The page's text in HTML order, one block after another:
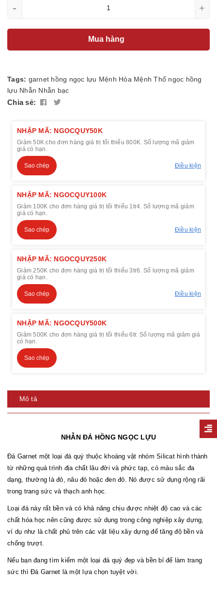
- +
Mua hàng
Tags: garnet hồng ngọc lựu Mệnh Hỏa Mệnh Thổ ngọc hồng
lựu Nhẫn Nhẫn bạc
Chia sẻ:
NHẬP MÃ: NGOCQUY50K
Giảm 50K cho đơn hàng giá trị tối thiểu 800K. Số lượng mã giảm
giá có hạn.
Sao chép Điều kiện
NHẬP MÃ: NGOCQUY100K
Giảm 100K cho đơn hàng giá trị tối thiểu 1tr4. Số lượng mã giảm
giá có hạn.
Sao chép Điều kiện
NHẬP MÃ: NGOCQUY250K
Giảm 250K cho đơn hàng giá trị tối thiểu 3tr6. Số lượng mã giảm
giá có hạn.
Sao chép Điều kiện
NHẬP MÃ: NGOCQUY500K
Giảm 500K cho đơn hàng giá trị tối thiểu 6tr. Số lượng mã giảm giá
có hạn.
Sao chép
Mô tả
NHẪN ĐÁ HỒNG NGỌC LỰU
Đá Garnet một loại đá quý thuộc khoáng vật nhóm Silicat hình thành
từ những quá trình địa chất lâu đời và phức tạp, có màu sắc đa
dạng, thường là đỏ, nâu đỏ hoặc đen đỏ. Nó được sử dụng rộng rãi
trong trang sức và thạch anh học.
Loại đá này rất bền và có khả năng chịu được nhiệt độ cao và các
chất hóa học nên cũng được sử dụng trong công nghiệp xây dựng,
ví dụ như là chất phủ trên các vật liệu xây dựng để tăng độ bền và
chống trượt.
Nếu bạn đang tìm kiếm một loại đá quý đẹp và bền bỉ để làm trang
sức thì Đá Garnet là một lựa chọn tuyệt vời.